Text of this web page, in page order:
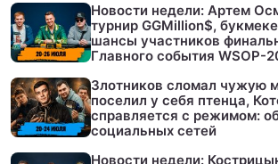
Новости недели: Артем
турнир GGMillion$,
шансы участников
Главного события WSOP-
Злотников сломал чужую
поселил у себя птенца,
справляется с режимом:
социальных сетей
Новости недели: